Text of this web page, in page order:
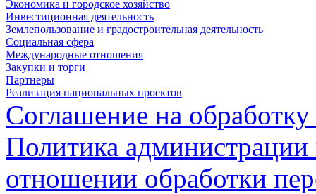
Экономика и городское хозяйство
Инвестиционная деятельность
Землепользование и градостроительная деятельность
Социальная сфера
Международные отношения
Закупки и торги
Партнеры
Реализация национальных проектов
Соглашение на
Политика
отношении обработки